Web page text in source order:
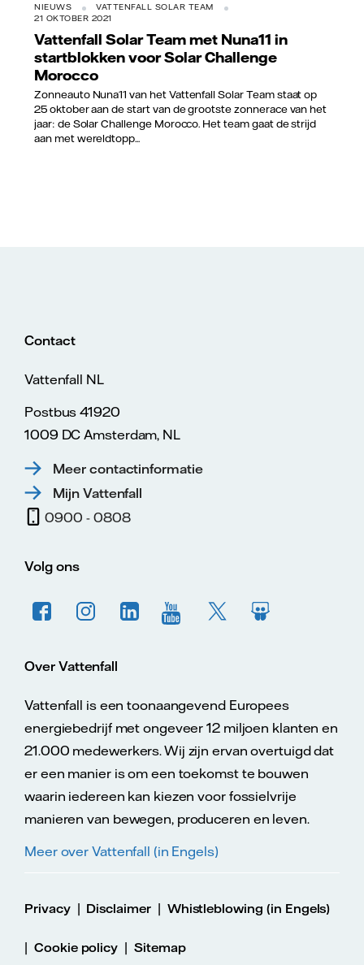
NIEUWS
VATTENFALL SOLAR TEAM
21 OKTOBER 2021
Vattenfall Solar Team met Nuna11 in
startblokken voor Solar Challenge
Morocco
Zonneauto Nuna11 van het Vattenfall Solar Team staat op
25 oktober aan de start van de grootste zonnerace van het
jaar: de Solar Challenge Morocco. Het team gaat de strijd
aan met wereldtopp...
Contact
Vattenfall NL
Postbus 41920
1009 DC Amsterdam, NL
Meer contactinformatie
Mijn Vattenfall
0900 - 0808
Volg ons
Over Vattenfall
Vattenfall is een toonaangevend Europees
energiebedrijf met ongeveer 12 miljoen klanten en
21.000 medewerkers. Wij zijn ervan overtuigd dat
er een manier is om een toekomst te bouwen
waarin iedereen kan kiezen voor fossielvrije
manieren van bewegen, produceren en leven.
Meer over Vattenfall (in Engels)
Privacy| Disclaimer| Whistleblowing (in Engels)
| Cookie policy | Sitemap